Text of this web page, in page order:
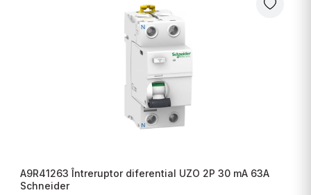
A9R41263 Întreruptor diferential UZO 2P 30 mA 63A
Schneider